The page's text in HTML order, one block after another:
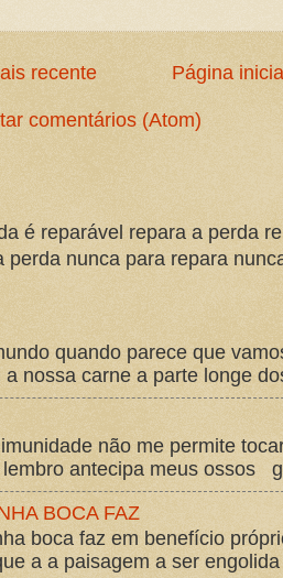
recente Página
comentários (Atom)
é reparável repara a perda
perda nunca para repara
quando parece que
a nossa carne a parte longe
não me permite
lembro antecipa meus ossos
BOCA FAZ
boca faz em benefício
a a paisagem a ser